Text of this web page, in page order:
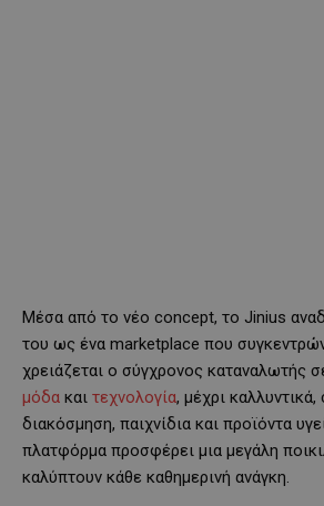
Μέσα από το νέο concept, το Jinius
του ως ένα marketplace που
χρειάζεται ο σύγχρονος καταναλωτής
μόδα και τεχνολογία, μέχρι καλλυντικά,
διακόσμηση, παιχνίδια και προϊόντα
πλατφόρμα προσφέρει μια μεγάλη
καλύπτουν κάθε καθημερινή ανάγκη.